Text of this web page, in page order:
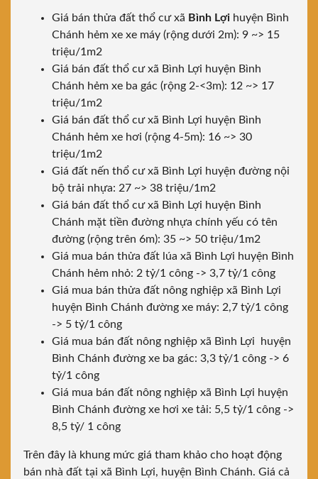
Giá bán thửa đất thổ cư xã Bình Lợi huyện Bình
Chánh hẻm xe xe máy (rộng dưới 2m): 9 ~> 15
triệu/1m2
Giá bán đất thổ cư xã Bình Lợi huyện Bình
Chánh hẻm xe ba gác (rộng 2-<3m): 12 ~> 17
triệu/1m2
Giá bán đất thổ cư xã Bình Lợi huyện Bình
Chánh hẻm xe hơi (rộng 4-5m): 16 ~> 30
triệu/1m2
Giá đất nến thổ cư xã Bình Lợi huyện đường nội
bộ trải nhựa: 27 ~> 38 triệu/1m2
Giá bán đất thổ cư xã Bình Lợi huyện Bình
Chánh mặt tiền đường nhựa chính yếu có tên
đường (rộng trên 6m): 35 ~> 50 triệu/1m2
Giá mua bán thửa đất lúa xã Bình Lợi huyện Bình
Chánh hẻm nhỏ: 2 tỷ/1 công -> 3,7 tỷ/1 công
Giá mua bán thửa đất nông nghiệp xã Bình Lợi
huyện Bình Chánh đường xe máy: 2,7 tỷ/1 công
-> 5 tỷ/1 công
Giá mua bán đất nông nghiệp xã Bình Lợi huyện
Bình Chánh đường xe ba gác: 3,3 tỷ/1 công -> 6
tỷ/1 công
Giá mua bán đất nông nghiệp xã Bình Lợi huyện
Bình Chánh đường xe hơi xe tải: 5,5 tỷ/1 công ->
8,5 tỷ/ 1 công
Trên đây là khung mức giá tham khảo cho hoạt động
bán nhà đất tại xã Bình Lợi, huyện Bình Chánh. Giá cả